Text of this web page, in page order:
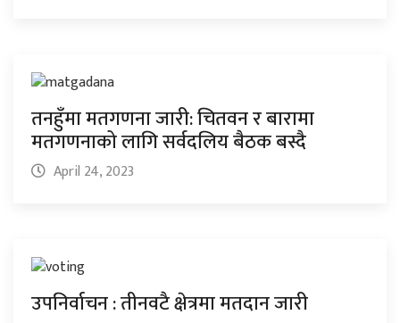
तनहुँमा मतगणना जारी: चितवन र बारामा
मतगणनाको लागि सर्वदलिय बैठक बस्दै
April 24, 2023
उपनिर्वाचन : तीनवटै क्षेत्रमा मतदान जारी